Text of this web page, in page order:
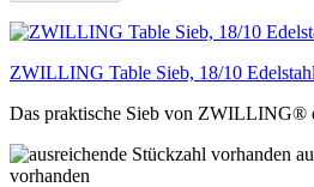
ZWILLING Table Sieb, 18/10
Das praktische Sieb von ZWILLING®
vorhanden